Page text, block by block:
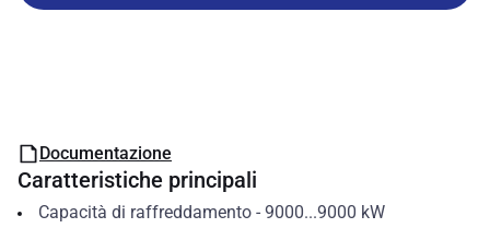
Documentazione
Caratteristiche principali
Capacità di raffreddamento- 9000...9000 kW